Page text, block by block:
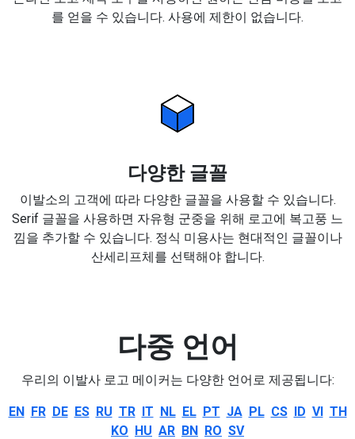
를 얻을 수 있습니다. 사용에 제한이 없습니다.
다양한 글꼴
이발소의 고객에 따라 다양한 글꼴을 사용할 수 있습니다.
Serif 글꼴을 사용하면 자유형 군중을 위해 로고에 복고풍 느
낌을 추가할 수 있습니다. 정식 미용사는 현대적인 글꼴이나
산세리프체를 선택해야 합니다.
다중 언어
우리의 이발사 로고 메이커는 다양한 언어로 제공됩니다:
EN FR DE ES RU TR IT NL EL PT JA PL CS ID VI TH
KO HU AR BN RO SV